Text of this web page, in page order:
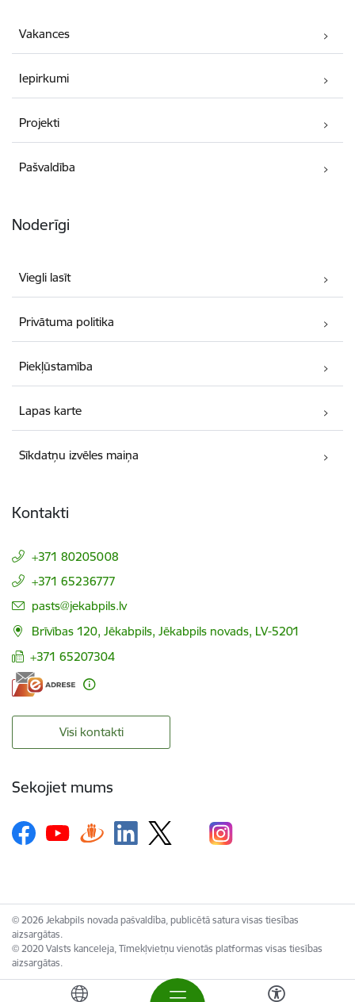
Vakances
Iepirkumi
Projekti
Pašvaldība
Noderīgi
Viegli lasīt
Privātuma politika
Piekļūstamība
Lapas karte
Sīkdatņu izvēles maiņa
Kontakti
+371 80205008
+371 65236777
E-pasts:
pasts@jekabpils.lv
Brīvības 120, Jēkabpils, Jēkabpils novads, LV-5201
+371 65207304
Visi kontakti
Sekojiet mums
© 2026 Jekabpils novada pašvaldība, publicētā satura visas tiesības
aizsargātas.
© 2020 Valsts kanceleja, Tīmekļvietņu vienotās platformas visas tiesības
aizsargātas.